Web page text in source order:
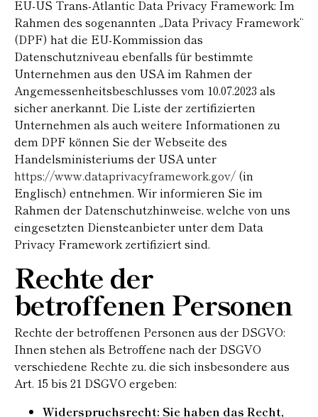
EU-US Trans-Atlantic Data Privacy Framework: Im
Rahmen des sogenannten „Data Privacy Framework“
(DPF) hat die EU-Kommission das
Datenschutzniveau ebenfalls für bestimmte
Unternehmen aus den USA im Rahmen der
Angemessenheitsbeschlusses vom 10.07.2023 als
sicher anerkannt. Die Liste der zertifizierten
Unternehmen als auch weitere Informationen zu
dem DPF können Sie der Webseite des
Handelsministeriums der USA unter
https://www.dataprivacyframework.gov/ (in
Englisch) entnehmen. Wir informieren Sie im
Rahmen der Datenschutzhinweise, welche von uns
eingesetzten Diensteanbieter unter dem Data
Privacy Framework zertifiziert sind.
Rechte der
betroffenen Personen
Rechte der betroffenen Personen aus der DSGVO:
Ihnen stehen als Betroffene nach der DSGVO
verschiedene Rechte zu, die sich insbesondere aus
Art. 15 bis 21 DSGVO ergeben:
Widerspruchsrecht: Sie haben das Recht,